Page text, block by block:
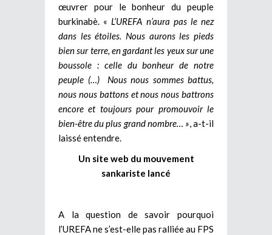
œuvrer pour le bonheur du peuple
burkinabè. « L’UREFA n’aura pas le nez
dans les étoiles. Nous aurons les pieds
bien sur terre, en gardant les yeux sur une
boussole : celle du bonheur de notre
peuple (…) Nous nous sommes battus,
nous nous battons et nous nous battrons
encore et toujours pour promouvoir le
bien-être du plus grand nombre… » , a-t-il
laissé entendre.
Un site web du mouvement
sankariste lancé
A la question de savoir pourquoi
l’UREFA ne s’est-elle pas ralliée au FPS